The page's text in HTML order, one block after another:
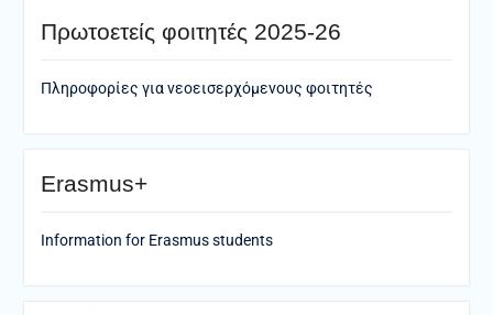
Πρωτοετείς φοιτητές 2025-26
Πληροφορίες για νεοεισερχόμενους φοιτητές
Erasmus+
Information for Erasmus students